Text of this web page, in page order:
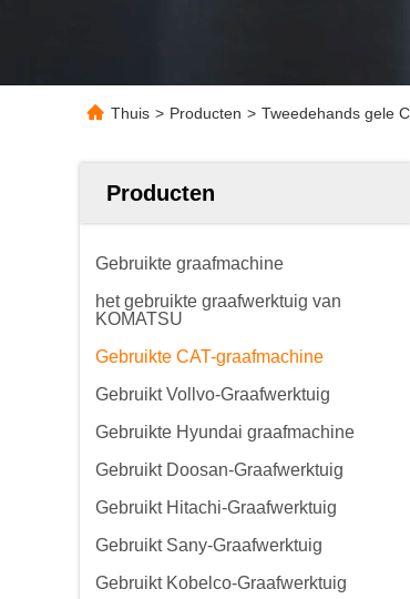
Thuis > Producten > Tweedehands gele
Producten
Gebruikte graafmachine
het gebruikte graafwerktuig van
KOMATSU
Gebruikte CAT-graafmachine
Gebruikt Vollvo-Graafwerktuig
Gebruikte Hyundai graafmachine
Gebruikt Doosan-Graafwerktuig
Gebruikt Hitachi-Graafwerktuig
Gebruikt Sany-Graafwerktuig
Gebruikt Kobelco-Graafwerktuig